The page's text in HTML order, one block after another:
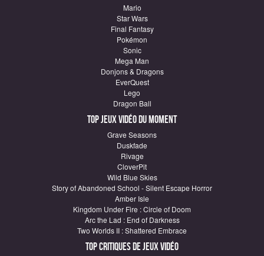
Mario
Star Wars
Final Fantasy
Pokémon
Sonic
Mega Man
Donjons & Dragons
EverQuest
Lego
Dragon Ball
Top Jeux vidéo du moment
Grave Seasons
Duskfade
Rivage
CloverPit
Wild Blue Skies
Story of Abandoned School - Silent Escape Horror
Amber Isle
Kingdom Under Fire : Circle of Doom
Arc the Lad : End of Darkness
Two Worlds II : Shattered Embrace
Top critiques de Jeux vidéo